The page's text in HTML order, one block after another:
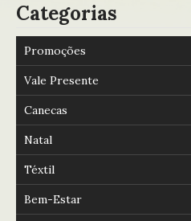
Categorias
Promoções
Vale Presente
Canecas
Natal
Téxtil
Bem-Estar